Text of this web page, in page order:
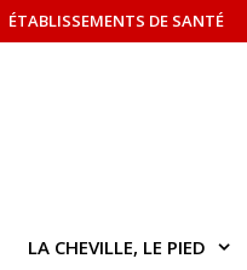
ÉTABLISSEMENTS DE SANTÉ
LA CHEVILLE, LE PIED